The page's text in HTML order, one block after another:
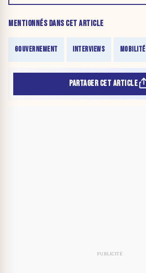
MENTIONNÉS DANS CET ARTICLE
GOUVERNEMENT INTERVIEWS MOBILITÉ
PARTAGER CET ARTICLE